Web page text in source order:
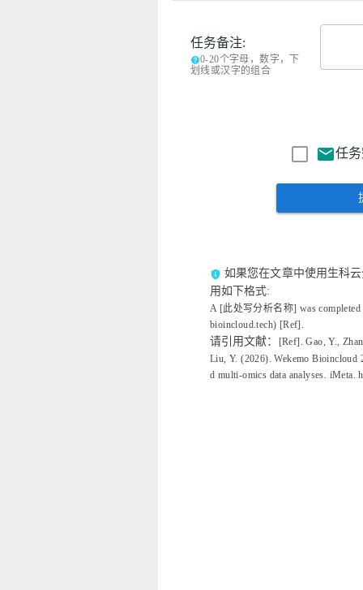
任务备注:
help0-20个字母，数字，下
划线或汉字的组合
mail任
privacy_tip 如果您在文章中使用生科
用如下格式:
A [此处写分析名称] was
bioincloud.tech) [Ref].
请引用文献：
[Ref]. Gao, Y.,
Liu, Y. (2026). Wekemo Bioincloud
d multi‐omics data analyses.